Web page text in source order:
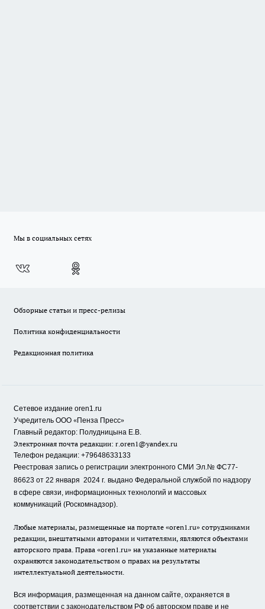
Мы в социальных сетях
Обзорные статьи и пресс-релизы
Политика конфиденциальности
Редакционная политика
Сетевое издание oren1.ru
Учредитель ООО «Пенза Пресс»
Главный редактор: Полудницына Е.В.
Электронная почта редакции: r.oren1@yandex.ru
Телефон редакции: +79648633133
Реестровая запись о регистрации электронного СМИ Эл.№ ФС77-
86623 от 22 января 2024 г. выдано Федеральной службой по надзору
в сфере связи, информационных технологий и массовых
коммуникаций (Роскомнадзор).
Любые материалы, размещенные на портале «oren1.ru» сотрудниками
редакции, внештатными авторами и читателями, являются объектами
авторского права. Права «oren1.ru» на указанные материалы
охраняются законодательством о правах на результаты
интеллектуальной деятельности.
Вся информация, размещенная на данном сайте, охраняется в
соответствии с законодательством РФ об авторском праве и не